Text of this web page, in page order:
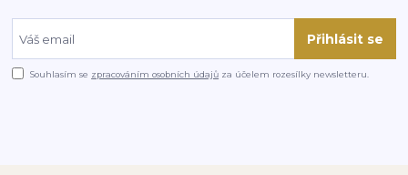
Přihlásit se
Souhlasím se zpracováním osobních údajů za účelem rozesílky newsletteru.